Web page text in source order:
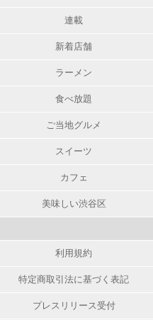
連載
新着店舗
ラーメン
食べ放題
ご当地グルメ
スイーツ
カフェ
美味しい渋谷区
利用規約
特定商取引法に基づく表記
プレスリリース受付